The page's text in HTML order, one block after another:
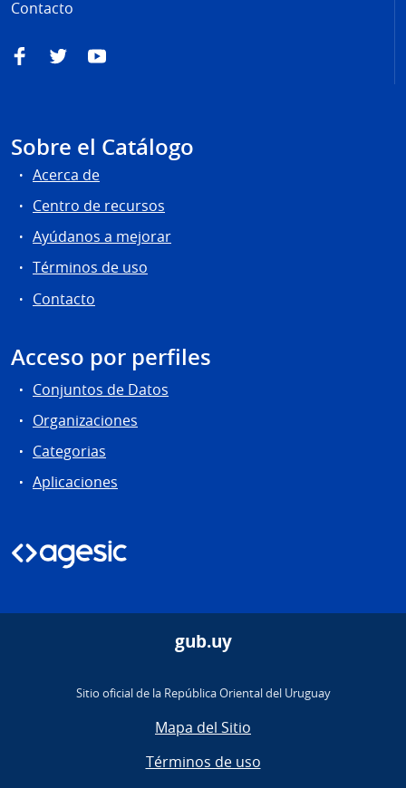
Contacto
FacebookTwitterYouTube
Sobre el Catálogo
Acerca de
Centro de recursos
Ayúdanos a mejorar
Términos de uso
Contacto
Acceso por perfiles
Conjuntos de Datos
Organizaciones
Categorias
Aplicaciones
gub.uy
Sitio oficial de la República Oriental del Uruguay
Mapa del Sitio
Términos de uso